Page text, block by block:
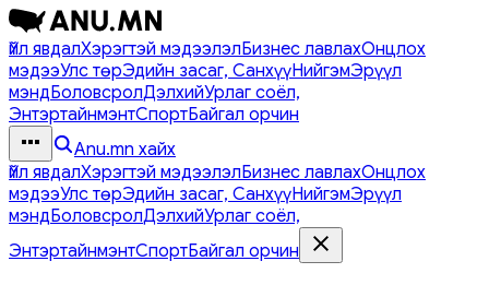
Үйл явдалХэрэгтэй мэдээлэлБизнес лавлахОнцлох
мэдээУлс төрЭдийн засаг, СанхүүНийгэмЭрүүл
мэндБоловсролДэлхийУрлаг соёл,
ЭнтэртайнмэнтСпортБайгал орчин
Anu.mn хайх
Үйл явдалХэрэгтэй мэдээлэлБизнес лавлахОнцлох
мэдээУлс төрЭдийн засаг, СанхүүНийгэмЭрүүл
мэндБоловсролДэлхийУрлаг соёл,
ЭнтэртайнмэнтСпортБайгал орчин